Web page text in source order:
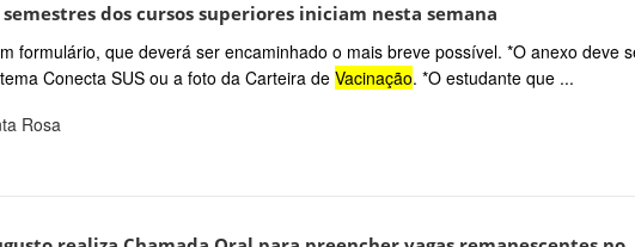
dos cursos superiores iniciam nesta semana
formulário, que deverá ser encaminhado o mais breve possível. *O anexo deve
Conecta SUS ou a foto da Carteira deVacinação. *O estudante que ...
Rosa